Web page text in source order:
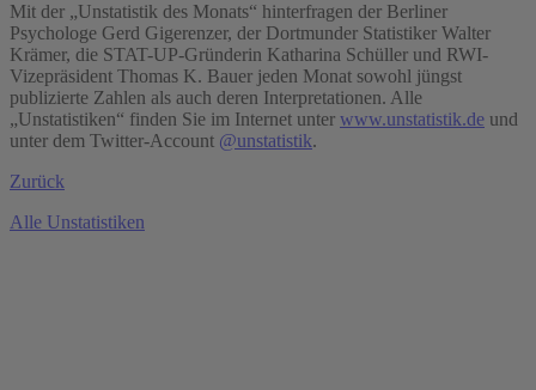
Mit der „Unstatistik des Monats“ hinterfragen der Berliner
Psychologe Gerd Gigerenzer, der Dortmunder Statistiker Walter
Krämer, die STAT-UP-Gründerin Katharina Schüller und RWI-
Vizepräsident Thomas K. Bauer jeden Monat sowohl jüngst
publizierte Zahlen als auch deren Interpretationen. Alle
„Unstatistiken“ finden Sie im Internet unter www.unstatistik.de und
unter dem Twitter-Account @unstatistik.
Zurück
Alle Unstatistiken